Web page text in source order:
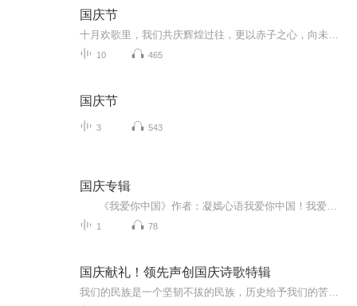
国庆节
10 465
国庆节
3 543
国庆专辑
1 78
国庆献礼！领先声创国庆诗歌特辑